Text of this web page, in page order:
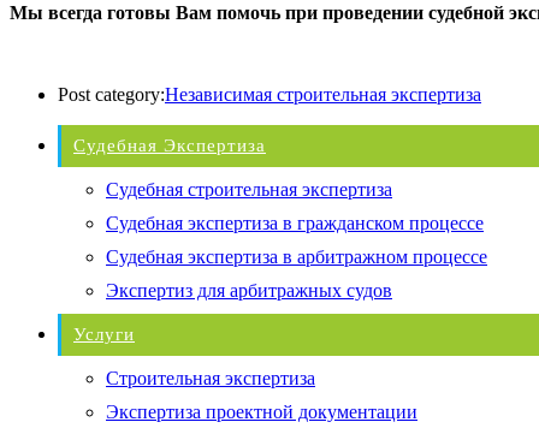
Мы всегда готовы Вам помочь при проведении судебной
Post category:Независимая строительная экспертиза
Судебная Экспертиза
Судебная строительная экспертиза
Судебная экспертиза в гражданском процессе
Судебная экспертиза в арбитражном процессе
Экспертиз для арбитражных судов
Услуги
Строительная экспертиза
Экспертиза проектной документации